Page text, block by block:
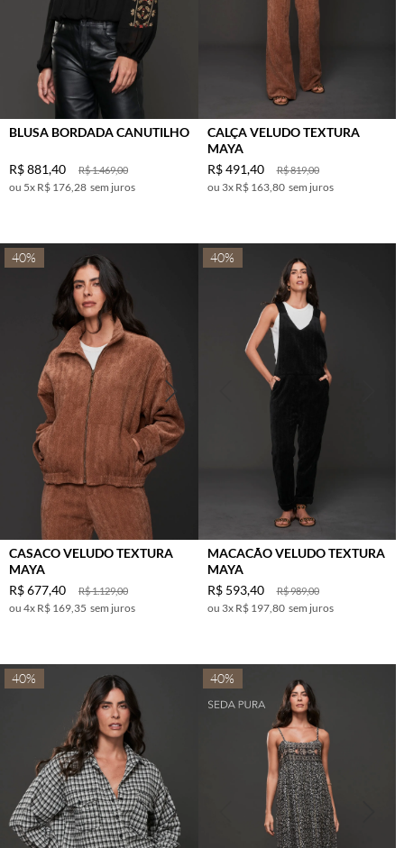
BLUSA BORDADA CANUTILHO
R$1.469,00
R$881,40
5x R$ 176,28 sem juros
CALÇA VELUDO TEXTURA
MAYA
R$819,00
R$ 491,40
3x R$ 163,80 sem juros
40%
CASACO VELUDO TEXTURA
MAYA
R$1.129,00
R$677,40
4x R$ 169,35 sem juros
40%
MACACÃO VELUDO TEXTURA
MAYA
R$989,00
R$ 593,40
3x R$ 197,80 sem juros
40% 40%